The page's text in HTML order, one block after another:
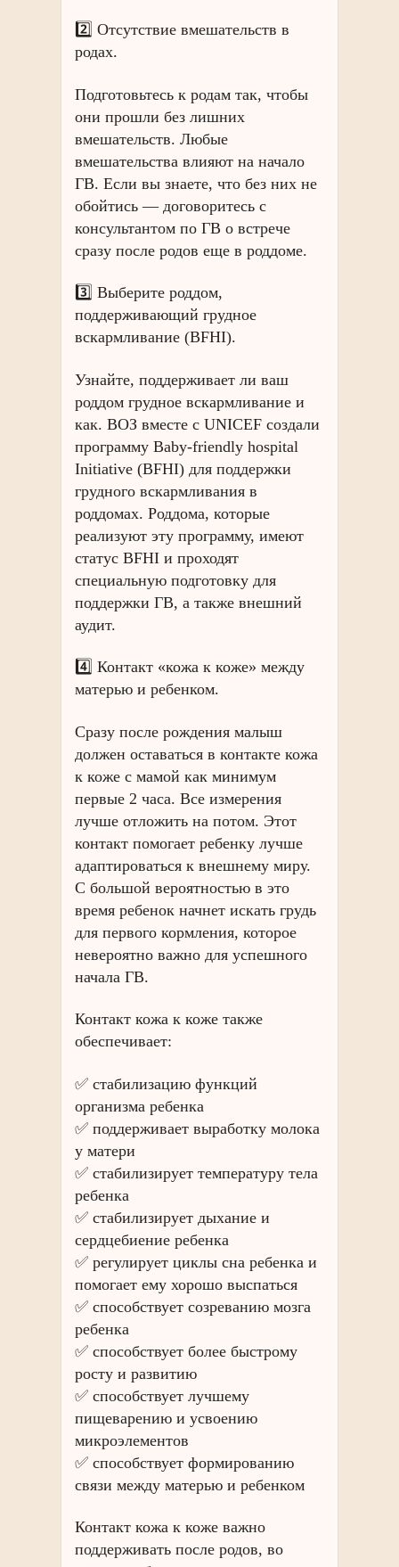
2️⃣ Отсутствие вмешательств в
родах.
Подготовьтесь к родам так, чтобы
они прошли без лишних
вмешательств. Любые
вмешательства влияют на начало
ГВ. Если вы знаете, что без них не
обойтись — договоритесь с
консультантом по ГВ о встрече
сразу после родов еще в роддоме.
3️⃣ Выберите роддом,
поддерживающий грудное
вскармливание (BFHI).
Узнайте, поддерживает ли ваш
роддом грудное вскармливание и
как. ВОЗ вместе с UNICEF создали
программу Baby-friendly hospital
Initiative (BFHI) для поддержки
грудного вскармливания в
роддомах. Роддома, которые
реализуют эту программу, имеют
статус BFHI и проходят
специальную подготовку для
поддержки ГВ, а также внешний
аудит.
4️⃣ Контакт «кожа к коже» между
матерью и ребенком.
Сразу после рождения малыш
должен оставаться в контакте кожа
к коже с мамой как минимум
первые 2 часа. Все измерения
лучше отложить на потом. Этот
контакт помогает ребенку лучше
адаптироваться к внешнему миру.
С большой вероятностью в это
время ребенок начнет искать грудь
для первого кормления, которое
невероятно важно для успешного
начала ГВ.
Контакт кожа к коже также
обеспечивает:
✅ стабилизацию функций
организма ребенка
✅ поддерживает выработку молока
у матери
✅ стабилизирует температуру тела
ребенка
✅ стабилизирует дыхание и
сердцебиение ребенка
✅ регулирует циклы сна ребенка и
помогает ему хорошо выспаться
✅ способствует созреванию мозга
ребенка
✅ способствует более быстрому
росту и развитию
✅ способствует лучшему
пищеварению и усвоению
микроэлементов
✅ способствует формированию
связи между матерью и ребенком
Контакт кожа к коже важно
поддерживать после родов, во